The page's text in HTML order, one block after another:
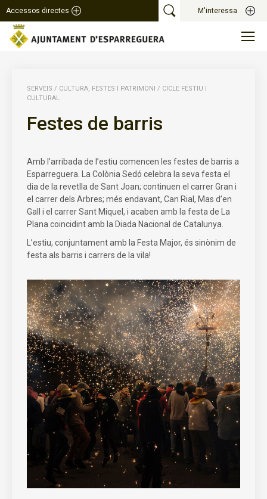
Accessos directes M'interessa
SERVEIS / CULTURA, FESTES I PATRIMONI / CICLE FESTIU I
CULTURAL
Festes de barris
Amb l’arribada de l’estiu comencen les festes de barris a
Esparreguera. La Colònia Sedó celebra la seva festa el
dia de la revetlla de Sant Joan; continuen el carrer Gran i
el carrer dels Arbres; més endavant, Can Rial, Mas d’en
Gall i el carrer Sant Miquel, i acaben amb la festa de La
Plana coincidint amb la Diada Nacional de Catalunya.
L’estiu, conjuntament amb la Festa Major, és sinònim de
festa als barris i carrers de la vila!